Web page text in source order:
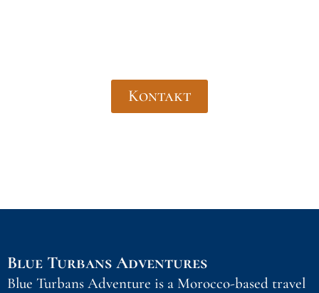
Kontakt
Blue Turbans Adventures
Blue Turbans Adventure is a Morocco-based travel